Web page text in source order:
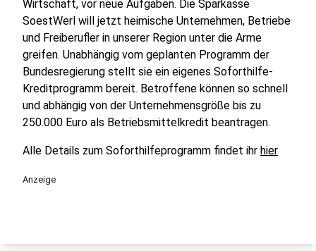
Wirtschaft, vor neue Aufgaben. Die Sparkasse
SoestWerl will jetzt heimische Unternehmen, Betriebe
und Freiberufler in unserer Region unter die Arme
greifen. Unabhängig vom geplanten Programm der
Bundesregierung stellt sie ein eigenes Soforthilfe-
Kreditprogramm bereit. Betroffene können so schnell
und abhängig von der Unternehmensgröße bis zu
250.000 Euro als Betriebsmittelkredit beantragen.
Alle Details zum Soforthilfeprogramm findet ihr hier
Anzeige